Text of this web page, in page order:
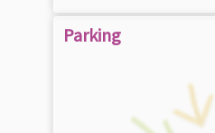
Parking